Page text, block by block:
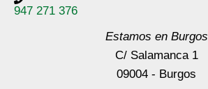
947 271 376
Estamos en Burgos
C/ Salamanca 1
09004 - Burgos